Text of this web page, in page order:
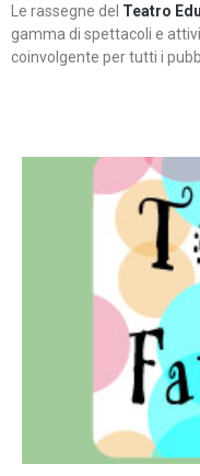
Le rassegne del Teatro
gamma di spettacoli e
coinvolgente per tutti i
Teatro In Famiglia
per far